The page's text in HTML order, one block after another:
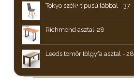
Tokyo szék+ tipusú lábbal - 37
Richmond asztal-28
Leeds tömör tölgyfa asztal - 28